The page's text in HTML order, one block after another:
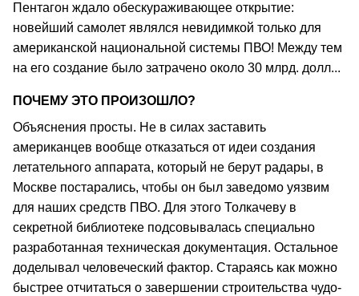
Пентагон ждало обескураживающее открытие:
новейший самолет являлся невидимкой только для
американской национальной системы ПВО! Между тем
на его создание было затрачено около 30 млрд. долл...
ПОЧЕМУ ЭТО ПРОИЗОШЛО?
Объяснения просты. Не в силах заставить
американцев вообще отказаться от идеи создания
летательного аппарата, который не берут радары, в
Москве постарались, чтобы он был заведомо уязвим
для наших средств ПВО. Для этого Толкачеву в
секретной библиотеке подсовывалась специально
разработанная техническая документация. Остальное
доделывал человеческий фактор. Стараясь как можно
быстрее отчитаться о завершении строительства чудо-